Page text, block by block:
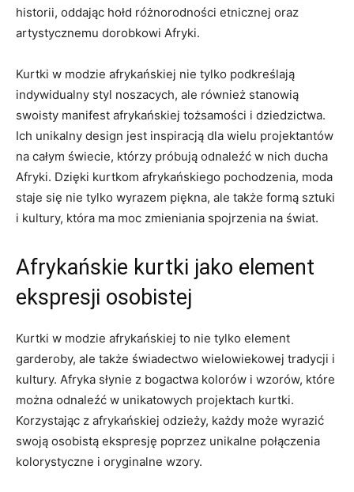
⁢historii, oddając hołd ⁢różnorodności etnicznej ⁣oraz
artystycznemu dorobkowi Afryki.
Kurtki w modzie afrykańskiej⁤ nie tylko podkreślają
indywidualny styl​ noszacych, ale również stanowią
swoisty manifest afrykańskiej tożsamości⁣ i dziedzictwa.
Ich unikalny design jest inspiracją dla⁣ wielu projektantów
na⁢ całym świecie, którzy próbują odnaleźć w nich ducha
Afryki. Dzięki ⁢kurtkom afrykańskiego pochodzenia, moda
staje się nie tylko wyrazem piękna,‍ ale także formą sztuki
i kultury, która​ ma moc zmieniania spojrzenia na świat.
Afrykańskie kurtki jako element
ekspresji ‌osobistej
Kurtki⁣ w modzie afrykańskiej to nie tylko‌ element
garderoby, ale także świadectwo wielowiekowej tradycji i
kultury. Afryka słynie z bogactwa kolorów i wzorów, które
można odnaleźć w unikatowych projektach kurtki.
Korzystając z⁢ afrykańskiej odzieży, każdy ​może wyrazić
swoją osobistą ekspresję poprzez unikalne⁤ połączenia
kolorystyczne i oryginalne wzory.